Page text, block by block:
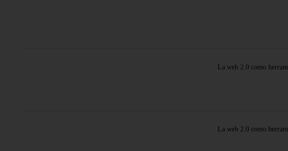
La web 2.0 como
La web 2.0 como